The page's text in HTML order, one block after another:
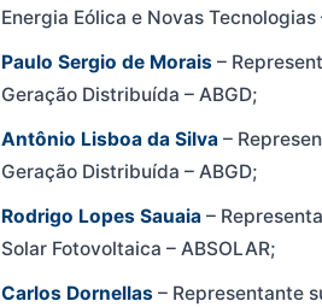
Energia Eólica e Novas Tecnologias
Paulo Sergio de Morais –
Geração Distribuída – ABGD;
Antônio Lisboa da Silva –
Geração Distribuída – ABGD;
Rodrigo Lopes Sauaia –
Solar Fotovoltaica – ABSOLAR;
Carlos Dornellas – Representante